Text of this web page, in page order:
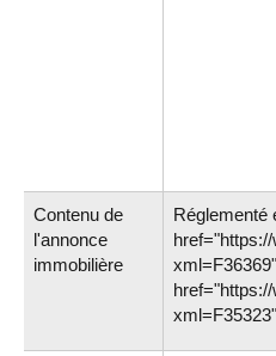
Contenu de
l'annonce
immobilière
Réglementé